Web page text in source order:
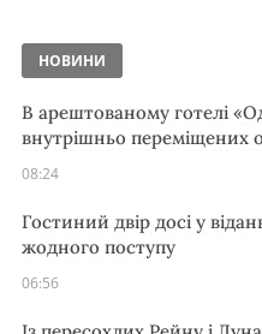
НОВИНИ
В арештованому готелі
внутрішньо переміщених
08:24
Гостиний двір досі у
жодного поступу
06:56